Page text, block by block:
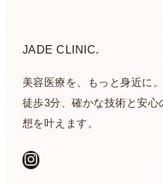
JADE CLINIC.
美容医療を、もっと身近に
徒歩3分、確かな技術と安
想を叶えます。
Instagram